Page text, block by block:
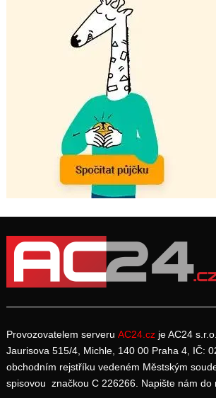
Provozovatelem serveru AC24.cz je AC24
Jaurisova 515/4, Michle, 140 00 Praha 4, IČ:
obchodním rejstříku vedeném Městským
spisovou značkou C 226266. Napište nám do